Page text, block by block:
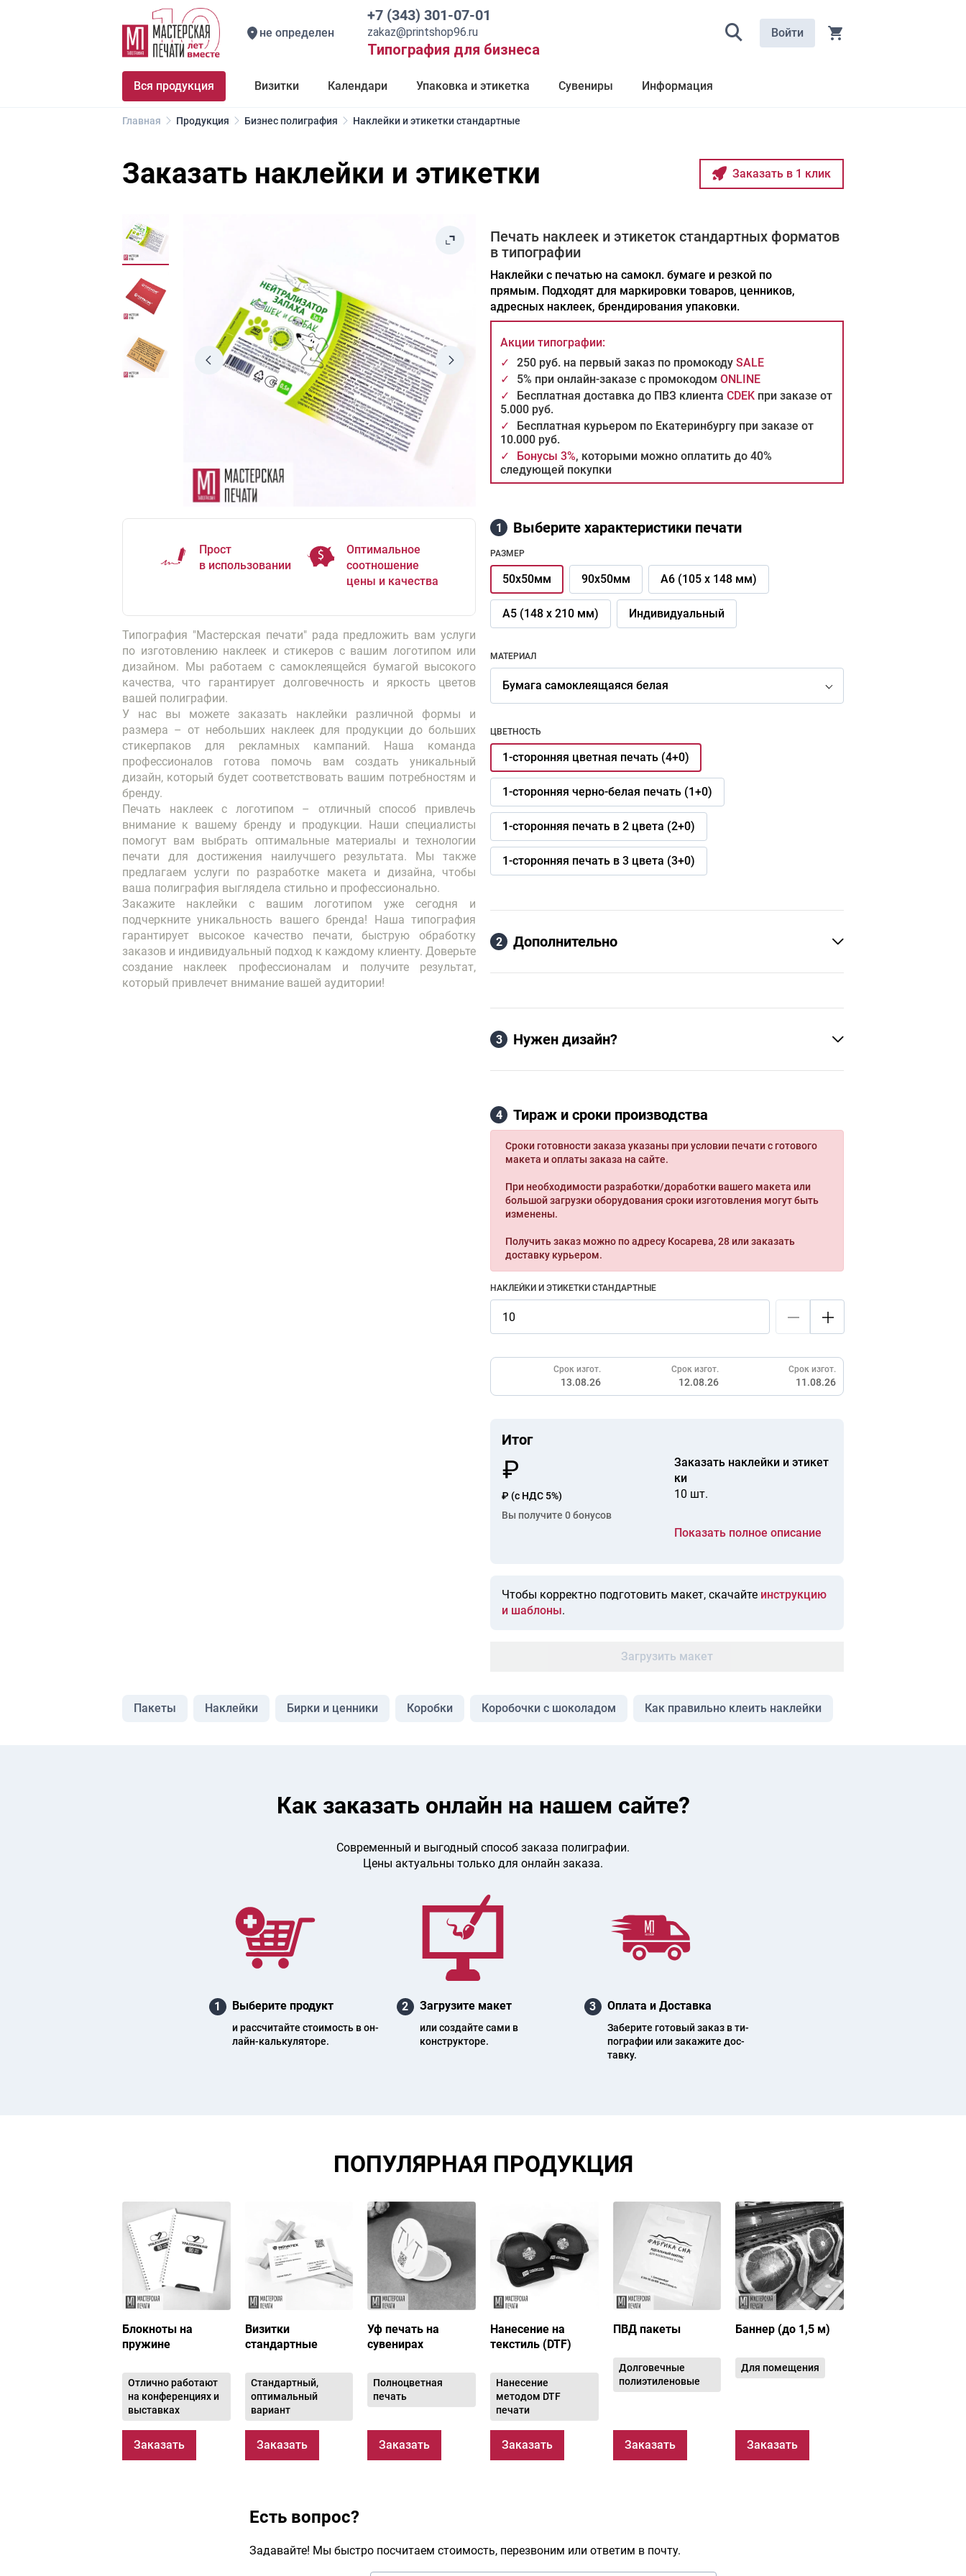
не определен
+7 (343) 301-07-01
zakaz@printshop96.ru
Типография для бизнеса
Войти
Вся продукция Визитки Календари Упаковка и этикетка Сувениры Информация
Главная Продукция Бизнес полиграфия Наклейки и этикетки стандартные
Заказать наклейки и этикетки Заказать в 1 клик
Прост
в использовании
Оптимальное
соотношение
цены и качества
Типография "Мастерская печати" рада предложить вам услуги
по изготовлению наклеек и стикеров с вашим логотипом или
дизайном. Мы работаем с самоклеящейся бумагой высокого
качества, что гарантирует долговечность и яркость цветов
вашей полиграфии.
У нас вы можете заказать наклейки различной формы и
размера – от небольших наклеек для продукции до больших
стикерпаков для рекламных кампаний. Наша команда
профессионалов готова помочь вам создать уникальный
дизайн, который будет соответствовать вашим потребностям и
бренду.
Печать наклеек с логотипом – отличный способ привлечь
внимание к вашему бренду и продукции. Наши специалисты
помогут вам выбрать оптимальные материалы и технологии
печати для достижения наилучшего результата. Мы также
предлагаем услуги по разработке макета и дизайна, чтобы
ваша полиграфия выглядела стильно и профессионально.
Закажите наклейки с вашим логотипом уже сегодня и
подчеркните уникальность вашего бренда! Наша типография
гарантирует высокое качество печати, быструю обработку
заказов и индивидуальный подход к каждому клиенту. Доверьте
создание наклеек профессионалам и получите результат,
который привлечет внимание вашей аудитории!
Печать наклеек и этикеток стандартных форматов
в типографии
Наклейки с печатью на самокл. бумаге и резкой по
прямым. Подходят для маркировки товаров, ценников,
адресных наклеек, брендирования упаковки.
Акции типографии:
✓
250 руб. на первый заказ по промокоду SALE
✓
5% при онлайн-заказе с промокодом ONLINE
✓
Бесплатная доставка до ПВЗ клиента CDEK при заказе от
5.000 руб.
✓
Бесплатная курьером по Екатеринбургу при заказе от
10.000 руб.
✓
Бонусы 3%, которыми можно оплатить до 40%
следующей покупки
1 Выберите характеристики печати
РАЗМЕР
50х50мм 90х50мм А6 (105 х 148 мм)
А5 (148 х 210 мм) Индивидуальный
МАТЕРИАЛ
Бумага самоклеящаяся белая
ЦВЕТНОСТЬ
1-сторонняя цветная печать (4+0)
1-сторонняя черно-белая печать (1+0)
1-сторонняя печать в 2 цвета (2+0)
1-сторонняя печать в 3 цвета (3+0)
2 Дополнительно
3 Нужен дизайн?
4 Тираж и сроки производства
Сроки готовности заказа указаны при условии печати с готового
макета и оплаты заказа на сайте.
При необходимости разработки/доработки вашего макета или
большой загрузки оборудования сроки изготовления могут быть
изменены.
Получить заказ можно по адресу Косарева, 28 или заказать
доставку курьером.
НАКЛЕЙКИ И ЭТИКЕТКИ СТАНДАРТНЫЕ
Срок изгот.
13.08.26
Срок изгот.
12.08.26
Срок изгот.
11.08.26
Итог
₽ (с НДС 5%)
Вы получите 0бонусов
Заказать наклейки и этикет
ки
10 шт.
Показать полное описание
Чтобы корректно подготовить макет, скачайте инструкцию
и шаблоны.
Загрузить макет
Пакеты Наклейки Бирки и ценники Коробки Коробочки с шоколадом Как правильно клеить наклейки
Как заказать онлайн на нашем сайте?
Современный и выгодный способ заказа полиграфии.
Цены актуальны только для онлайн заказа.
1 Выберите продукт
и рас­счи­тай­те стои­мость в он­
лайн-каль­ку­ля­то­ре.
2 Загрузите макет
или создайте сами в
конструкторе.
3 Оплата и Доставка
Заберите го­то­вый за­каз в ти­
пог­ра­фии или за­ка­жи­те дос­
тав­ку.
ПОПУЛЯРНАЯ ПРОДУКЦИЯ
Блокноты на
пружине
Отлично работают
на конференциях и
выставках
Заказать
Визитки
стандартные
Стандартный,
оптимальный
вариант
Заказать
Уф печать на
сувенирах
Полноцветная
печать
Заказать
Нанесение на
текстиль (DTF)
Нанесение
методом DTF
печати
Заказать
ПВД пакеты
Долговечные
полиэтиленовые
Заказать
Баннер (до 1,5 м)
Для помещения
Заказать
Есть вопрос?
Задавайте! Мы быстро посчитаем стоимость, перезвоним или ответим в почту.